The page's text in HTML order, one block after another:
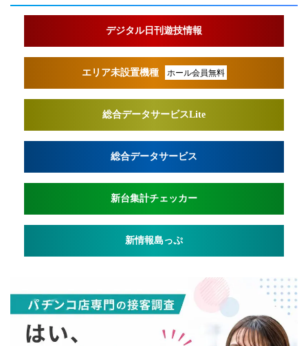
デジタル日刊遊技情報
エリア未設置機種 ホール会員無料
総合データサービスLite
総合データサービス
新台集計チェッカー
新情報島っぷ